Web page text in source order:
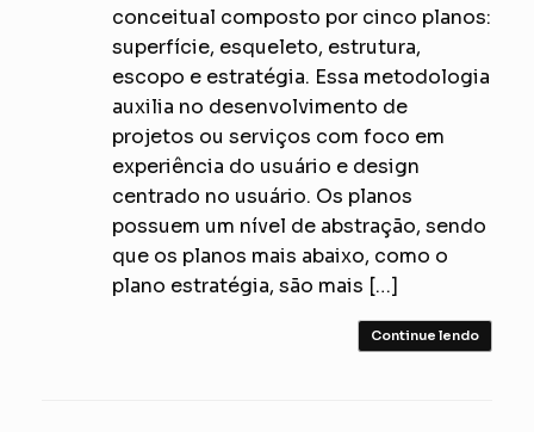
conceitual composto por cinco planos:
superfície, esqueleto, estrutura,
escopo e estratégia. Essa metodologia
auxilia no desenvolvimento de
projetos ou serviços com foco em
experiência do usuário e design
centrado no usuário. Os planos
possuem um nível de abstração, sendo
que os planos mais abaixo, como o
plano estratégia, são mais […]
Continue lendo